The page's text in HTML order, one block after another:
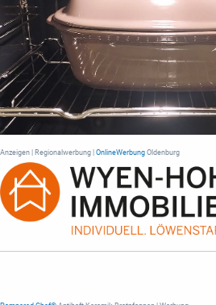
Anzeigen | Regionalwerbung | OnlineWerbung Oldenburg